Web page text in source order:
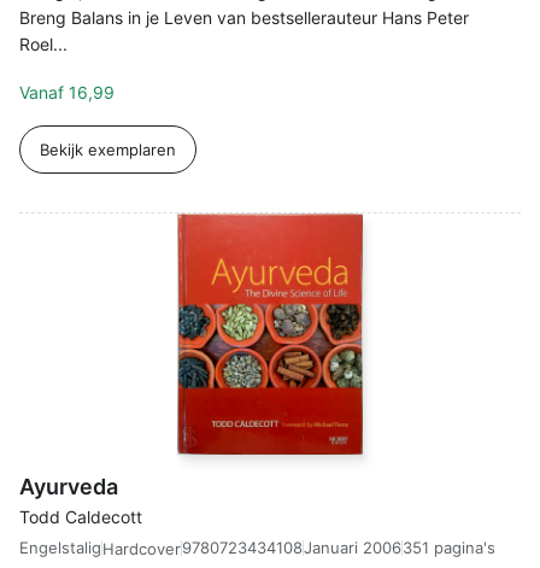
Breng Balans in je Leven van bestsellerauteur Hans Peter
Roel...
Vanaf 16,99
Bekijk exemplaren
Ayurveda
Todd Caldecott
EngelstaligHardcover9780723434108Januari 2006351 pagina's